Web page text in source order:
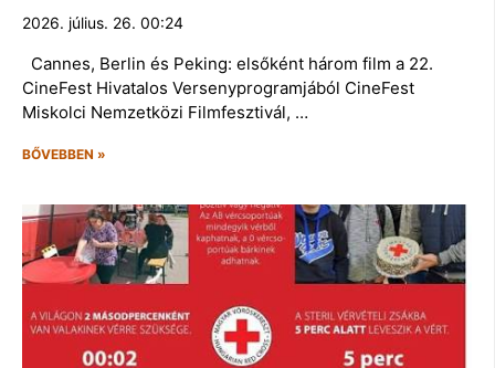
2026. július. 26. 00:24
Cannes, Berlin és Peking: elsőként három film a 22.
CineFest Hivatalos Versenyprogramjából CineFest
Miskolci Nemzetközi Filmfesztivál, …
BŐVEBBEN »